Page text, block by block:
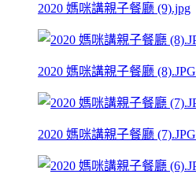
2020 媽咪講親子餐廳 (9).jpg
2020 媽咪講親子餐廳 (8).JPG
2020 媽咪講親子餐廳 (7).JPG